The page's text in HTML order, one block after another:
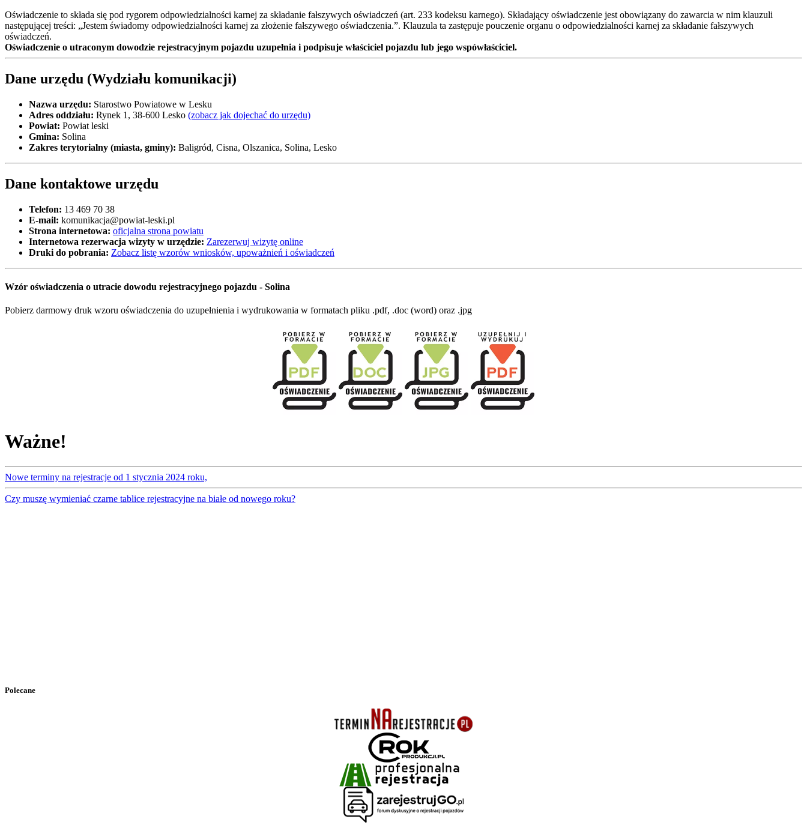
Oświadczenie to składa się pod rygorem odpowiedzialności karnej za składanie fałszywych oświadczeń (art. 233 kodeksu karnego). Składający oświadczenie jest obowiązany do zawarcia w nim klauzuli
następującej treści: „Jestem świadomy odpowiedzialności karnej za złożenie fałszywego oświadczenia.”. Klauzula ta zastępuje pouczenie organu o odpowiedzialności karnej za składanie fałszywych
oświadczeń.
Oświadczenie o utraconym dowodzie rejestracyjnym pojazdu uzupełnia i podpisuje właściciel pojazdu lub jego wspówłaściciel.
Dane urzędu (Wydziału komunikacji)
Nazwa urzędu: Starostwo Powiatowe w Lesku
Adres oddziału: Rynek 1, 38-600 Lesko (zobacz jak dojechać do urzędu)
Powiat: Powiat leski
Gmina: Solina
Zakres terytorialny (miasta, gminy): Baligród, Cisna, Olszanica, Solina, Lesko
Dane kontaktowe urzędu
Telefon: 13 469 70 38
E-mail: komunikacja@powiat-leski.pl
Strona internetowa: oficjalna strona powiatu
Internetowa rezerwacja wizyty w urzędzie: Zarezerwuj wizytę online
Druki do pobrania: Zobacz listę wzorów wniosków, upoważnień i oświadczeń
Wzór oświadczenia o utracie dowodu rejestracyjnego pojazdu - Solina
Pobierz darmowy druk wzoru oświadczenia do uzupełnienia i wydrukowania w formatach pliku .pdf, .doc (word) oraz .jpg
Ważne!
Nowe terminy na rejestracje od 1 stycznia 2024 roku,
Czy muszę wymieniać czarne tablice rejestracyjne na białe od nowego roku?
Polecane